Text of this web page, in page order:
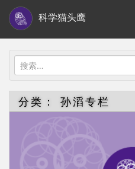
i
科学猫头鹰
搜
索：
分类： 孙滔专栏